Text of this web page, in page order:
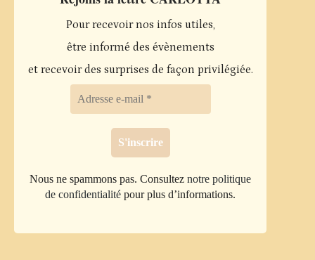
Pour recevoir nos infos utiles,
être informé des évènements
et recevoir des surprises de façon privilégiée.
Nous ne spammons pas. Consulteznotre politique
de confidentialité pour plus d’informations.